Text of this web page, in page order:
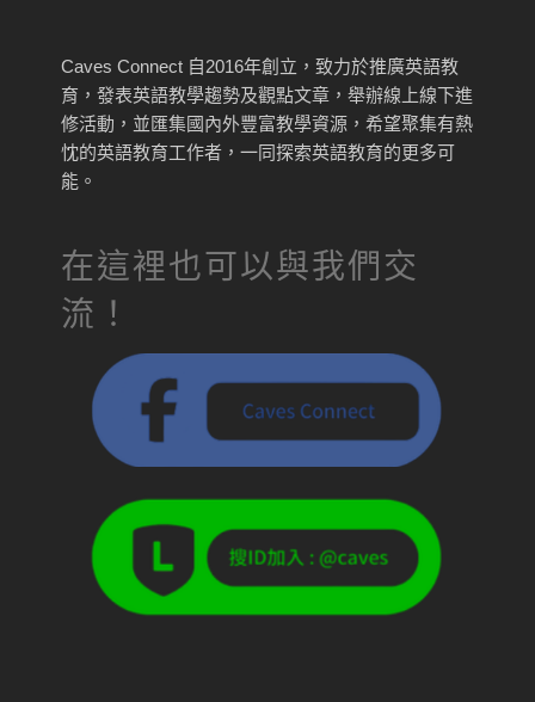
Caves Connect 自2016年創立，致力於推廣英語教
育，發表英語教學趨勢及觀點文章，舉辦線上線下進
修活動，並匯集國內外豐富教學資源，希望聚集有熱
忱的英語教育工作者，一同探索英語教育的更多可
能。
在這裡也可以與我們交
流！